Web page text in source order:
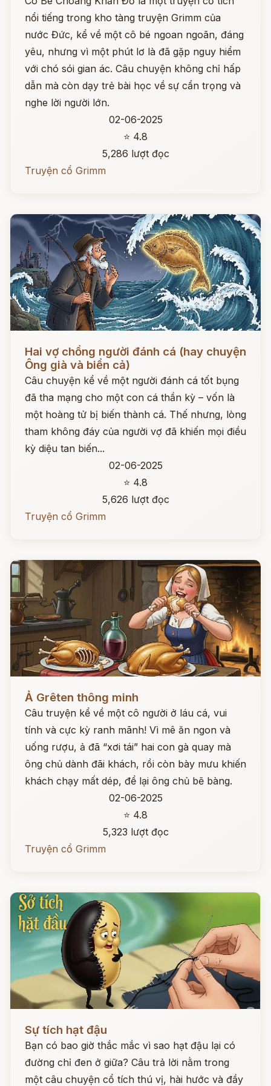
nổi tiếng trong kho tàng truyện Grimm của
nước Đức, kể về một cô bé ngoan ngoãn, đáng
yêu, nhưng vì một phút lơ là đã gặp nguy hiểm
với chó sói gian ác. Câu chuyện không chỉ hấp
dẫn mà còn dạy trẻ bài học về sự cẩn trọng và
nghe lời người lớn.
02-06-2025
⭐ 4.8
5,286 lượt đọc
Truyện cổ Grimm
Hai vợ chồng người đánh cá (hay chuyện
Ông già và biển cả)
Câu chuyện kể về một người đánh cá tốt bụng
đã tha mạng cho một con cá thần kỳ – vốn là
một hoàng tử bị biến thành cá. Thế nhưng, lòng
tham không đáy của người vợ đã khiến mọi điều
kỳ diệu tan biến...
02-06-2025
⭐ 4.8
5,626 lượt đọc
Truyện cổ Grimm
Đọc ngay
Ả Grêten thông minh
Câu truyện kể về một cô người ở láu cá, vui
tính và cực kỳ ranh mãnh! Vì mê ăn ngon và
uống rượu, ả đã “xơi tái” hai con gà quay mà
ông chủ dành đãi khách, rồi còn bày mưu khiến
khách chạy mất dép, để lại ông chủ bẽ bàng.
02-06-2025
⭐ 4.8
5,323 lượt đọc
Truyện cổ Grimm
Sự tích hạt đậu
Bạn có bao giờ thắc mắc vì sao hạt đậu lại có
đường chỉ đen ở giữa? Câu trả lời nằm trong
một câu chuyện cổ tích thú vị, hài hước và đầy